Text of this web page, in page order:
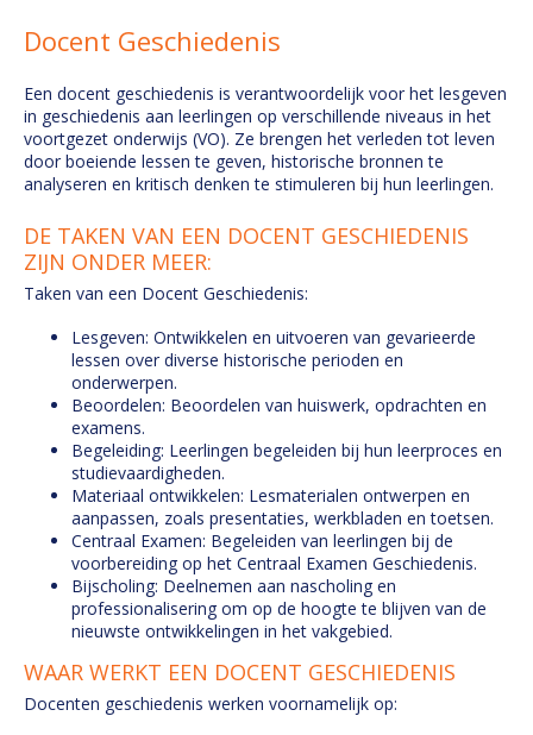
Docent Geschiedenis
Een docent geschiedenis is verantwoordelijk voor het lesgeven
in geschiedenis aan leerlingen op verschillende niveaus in het
voortgezet onderwijs (VO). Ze brengen het verleden tot leven
door boeiende lessen te geven, historische bronnen te
analyseren en kritisch denken te stimuleren bij hun leerlingen.
DE TAKEN VAN EEN DOCENT GESCHIEDENIS
ZIJN ONDER MEER:
Taken van een Docent Geschiedenis:
Lesgeven: Ontwikkelen en uitvoeren van gevarieerde
lessen over diverse historische perioden en
onderwerpen.
Beoordelen: Beoordelen van huiswerk, opdrachten en
examens.
Begeleiding: Leerlingen begeleiden bij hun leerproces en
studievaardigheden.
Materiaal ontwikkelen: Lesmaterialen ontwerpen en
aanpassen, zoals presentaties, werkbladen en toetsen.
Centraal Examen: Begeleiden van leerlingen bij de
voorbereiding op het Centraal Examen Geschiedenis.
Bijscholing: Deelnemen aan nascholing en
professionalisering om op de hoogte te blijven van de
nieuwste ontwikkelingen in het vakgebied.
WAAR WERKT EEN DOCENT GESCHIEDENIS
Docenten geschiedenis werken voornamelijk op: